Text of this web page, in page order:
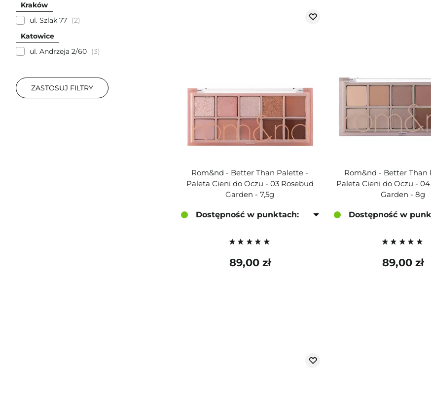
Kraków
ul. Szlak 77
2
Katowice
ul. Andrzeja 2/60
3
ZASTOSUJ FILTRY
Rom&nd - Better Than Palette -
Paleta Cieni do Oczu - 03 Rosebud
Garden - 7,5g
Dostępność w punktach:
89,00 zł
Rom&nd - Better Than
Paleta Cieni do Oczu -
Garden - 8g
Dostępność w
89,00 zł